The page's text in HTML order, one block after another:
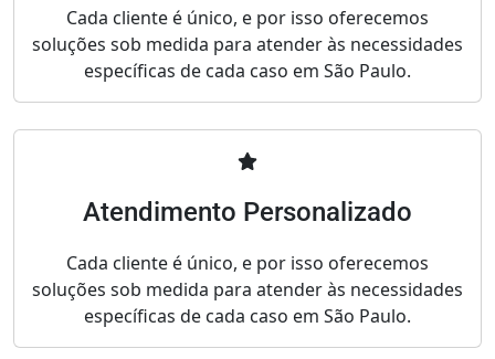
Cada cliente é único, e por isso oferecemos
soluções sob medida para atender às necessidades
específicas de cada caso em São Paulo.
Atendimento Personalizado
Cada cliente é único, e por isso oferecemos
soluções sob medida para atender às necessidades
específicas de cada caso em São Paulo.